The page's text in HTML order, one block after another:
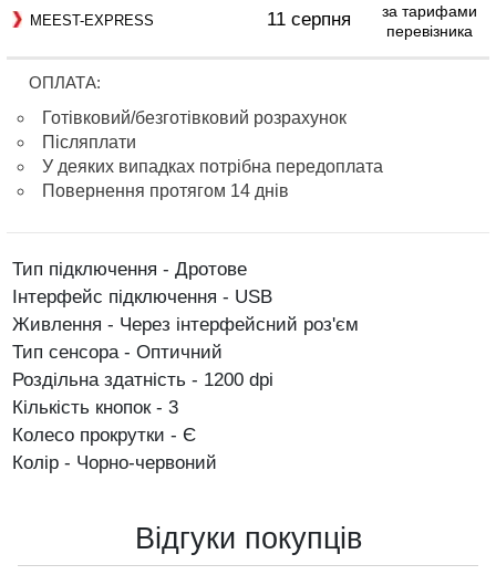
MEEST-EXPRESS 11 серпня
за тарифами
перевізника
ОПЛАТА:
Готівковий/безготівковий розрахунок
Післяплати
У деяких випадках потрібна передоплата
Повернення протягом 14 днів
Тип підключення - Дротове
Інтерфейс підключення - USB
Живлення - Через інтерфейсний роз'єм
Тип сенсора - Оптичний
Роздільна здатність - 1200 dpi
Кількість кнопок - 3
Колесо прокрутки - Є
Колір - Чорно-червоний
Відгуки покупців